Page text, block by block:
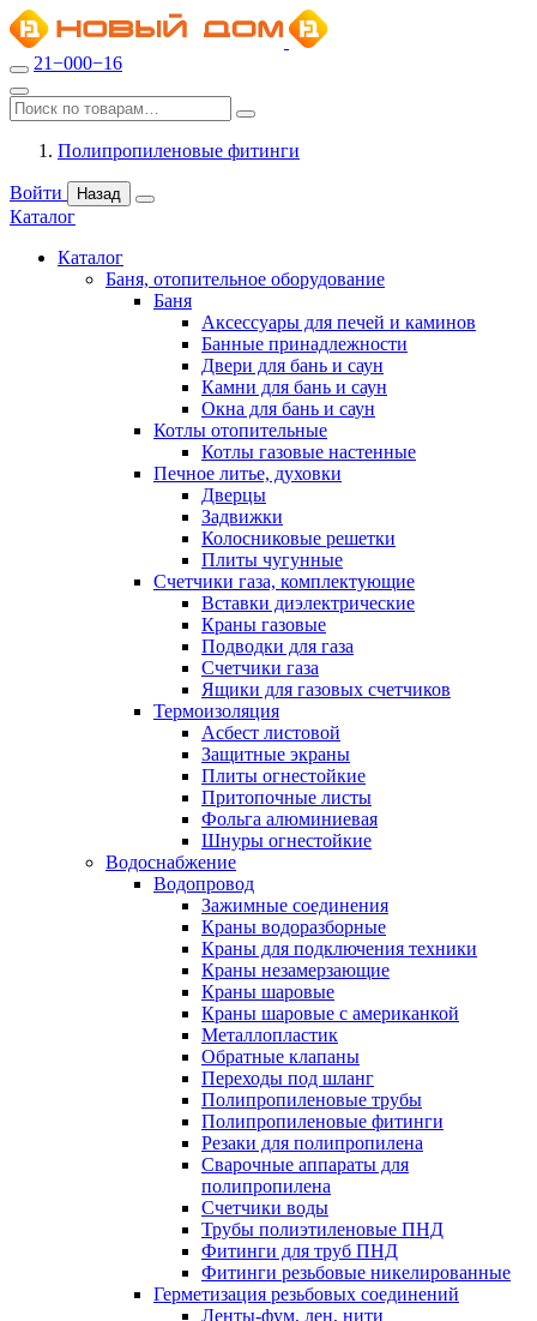
21−000−16
Полипропиленовые фитинги
Войти Назад
Каталог
Каталог
Баня, отопительное оборудование
Баня
Аксессуары для печей и каминов
Банные принадлежности
Двери для бань и саун
Камни для бань и саун
Окна для бань и саун
Котлы отопительные
Котлы газовые настенные
Печное литье, духовки
Дверцы
Задвижки
Колосниковые решетки
Плиты чугунные
Счетчики газа, комплектующие
Вставки диэлектрические
Краны газовые
Подводки для газа
Счетчики газа
Ящики для газовых счетчиков
Термоизоляция
Асбест листовой
Защитные экраны
Плиты огнестойкие
Притопочные листы
Фольга алюминиевая
Шнуры огнестойкие
Водоснабжение
Водопровод
Зажимные соединения
Краны водоразборные
Краны для подключения техники
Краны незамерзающие
Краны шаровые
Краны шаровые с американкой
Металлопластик
Обратные клапаны
Переходы под шланг
Полипропиленовые трубы
Полипропиленовые фитинги
Резаки для полипропилена
Сварочные аппараты для
полипропилена
Счетчики воды
Трубы полиэтиленовые ПНД
Фитинги для труб ПНД
Фитинги резьбовые никелированные
Герметизация резьбовых соединений
Ленты-фум, лен, нити